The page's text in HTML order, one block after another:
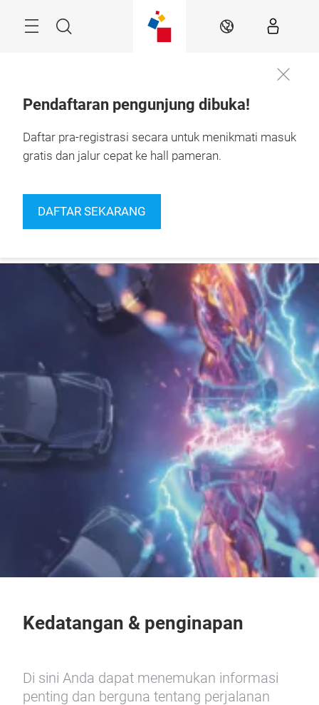
NavigationSearch IN
Pendaftaran pengunjung dibuka!
Daftar pra-registrasi secara untuk menikmati masuk
gratis dan jalur cepat ke hall pameran.
DAFTAR SEKARANG
2026
Jakarta, Indonesia
Daftar
Kedatangan & penginapan
Di sini Anda dapat menemukan informasi
penting dan berguna tentang perjalanan